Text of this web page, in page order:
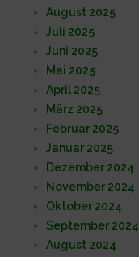
August 2025
Juli 2025
Juni 2025
Mai 2025
April 2025
März 2025
Februar 2025
Januar 2025
Dezember 2024
November 2024
Oktober 2024
September 2024
August 2024